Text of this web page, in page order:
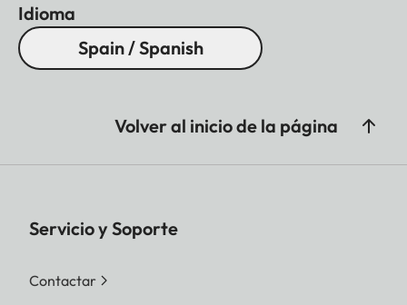
Idioma
Spain / Spanish
Volver al inicio de la página
Servicio y Soporte
Contactar